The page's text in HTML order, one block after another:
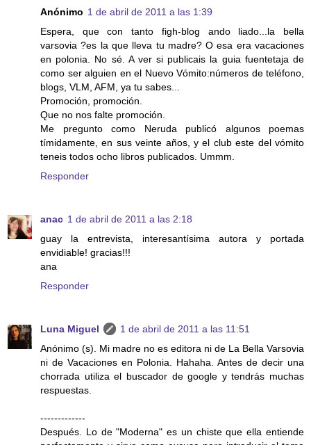
Anónimo 1 de abril de 2011 a las 1:39
Espera, que con tanto figh-blog ando liado...la bella
varsovia ?es la que lleva tu madre? O esa era vacaciones
en polonia. No sé. A ver si publicais la guia fuentetaja de
como ser alguien en el Nuevo Vómito:números de teléfono,
blogs, VLM, AFM, ya tu sabes...
Promoción, promoción.
Que no nos falte promoción.
Me pregunto como Neruda publicó algunos poemas
tímidamente, en sus veinte años, y el club este del vómito
teneis todos ocho libros publicados. Ummm.
Responder
anac 1 de abril de 2011 a las 2:18
guay la entrevista, interesantísima autora y portada
envidiable! gracias!!!
ana
Responder
Luna Miguel
1 de abril de 2011 a las 11:51
Anónimo (s). Mi madre no es editora ni de La Bella Varsovia
ni de Vacaciones en Polonia. Hahaha. Antes de decir una
chorrada utiliza el buscador de google y tendrás muchas
respuestas.
-------------
Después. Lo de "Moderna" es un chiste que ella entiende